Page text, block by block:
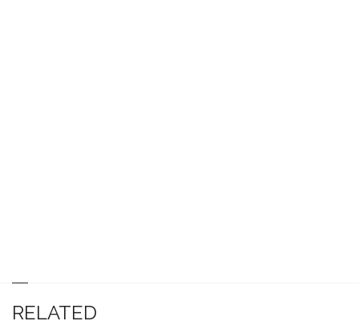
RELATED